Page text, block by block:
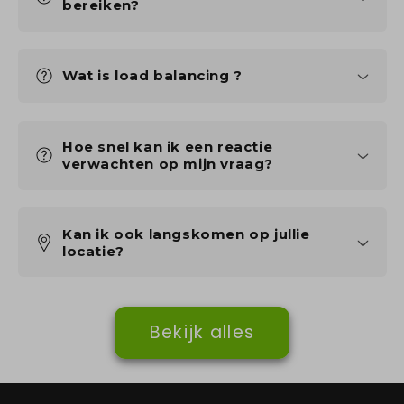
bereiken?
Wat is load balancing ?
Hoe snel kan ik een reactie
verwachten op mijn vraag?
Kan ik ook langskomen op jullie
locatie?
Bekijk alles